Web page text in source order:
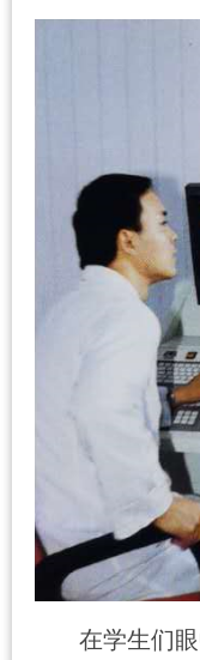
在学生们